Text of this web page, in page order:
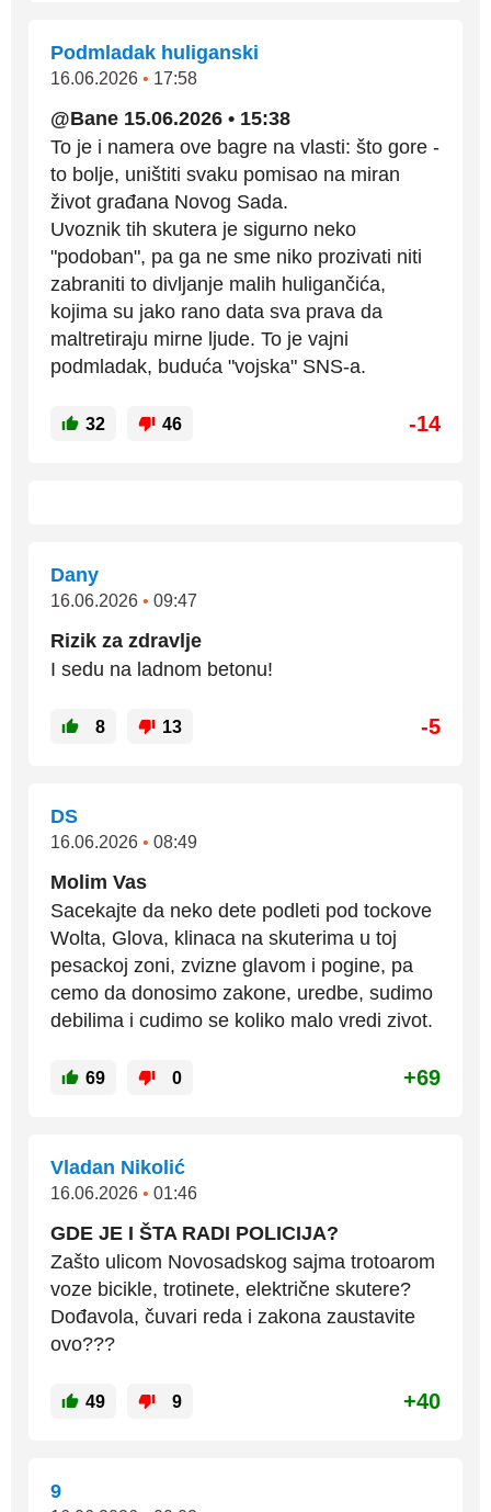
Podmladak huliganski
16.06.2026 • 17:58
@Bane 15.06.2026 • 15:38
To je i namera ove bagre na vlasti: što gore -
to bolje, uništiti svaku pomisao na miran
život građana Novog Sada.
Uvoznik tih skutera je sigurno neko
"podoban", pa ga ne sme niko prozivati niti
zabraniti to divljanje malih huligančića,
kojima su jako rano data sva prava da
maltretiraju mirne ljude. To je vajni
podmladak, buduća "vojska" SNS-a.
32 46 -14
Dany
16.06.2026 • 09:47
Rizik za zdravlje
I sedu na ladnom betonu!
8 13 -5
DS
16.06.2026 • 08:49
Molim Vas
Sacekajte da neko dete podleti pod tockove
Wolta, Glova, klinaca na skuterima u toj
pesackoj zoni, zvizne glavom i pogine, pa
cemo da donosimo zakone, uredbe, sudimo
debilima i cudimo se koliko malo vredi zivot.
69 0 +69
Vladan Nikolić
16.06.2026 • 01:46
GDE JE I ŠTA RADI POLICIJA?
Zašto ulicom Novosadskog sajma trotoarom
voze bicikle, trotinete, električne skutere?
Dođavola, čuvari reda i zakona zaustavite
ovo???
49 9 +40
9